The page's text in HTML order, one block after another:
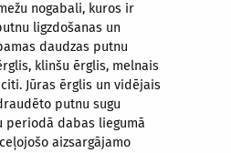
nogabali, kuros ir
ligzdošanas un
daudzas putnu
klinšu ērglis, melnais
Jūras ērglis un vidējais
putnu sugu
periodā dabas liegumā
aizsargājamo